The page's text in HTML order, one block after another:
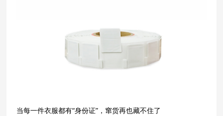
当每一件衣服都有“身份证”，窜货再也藏不住了